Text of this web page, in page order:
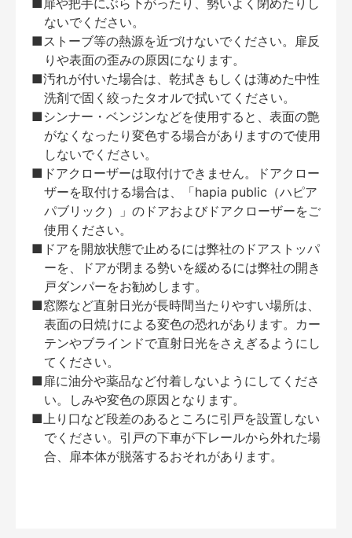
■扉や把手にぶら下がったり、勢いよく閉めたりし
ないでください。
■ストーブ等の熱源を近づけないでください。扉反
りや表面の歪みの原因になります。
■汚れが付いた場合は、乾拭きもしくは薄めた中性
洗剤で固く絞ったタオルで拭いてください。
■シンナー・ベンジンなどを使用すると、表面の艶
がなくなったり変色する場合がありますので使用
しないでください。
■ドアクローザーは取付けできません。ドアクロー
ザーを取付ける場合は、「hapia public（ハピア
パブリック）」のドアおよびドアクローザーをご
使用ください。
■ドアを開放状態で止めるには弊社のドアストッパ
ーを、ドアが閉まる勢いを緩めるには弊社の開き
戸ダンパーをお勧めします。
■窓際など直射日光が長時間当たりやすい場所は、
表面の日焼けによる変色の恐れがあります。カー
テンやブラインドで直射日光をさえぎるようにし
てください。
■扉に油分や薬品など付着しないようにしてくださ
い。しみや変色の原因となります。
■上り口など段差のあるところに引戸を設置しない
でください。引戸の下車が下レールから外れた場
合、扉本体が脱落するおそれがあります。